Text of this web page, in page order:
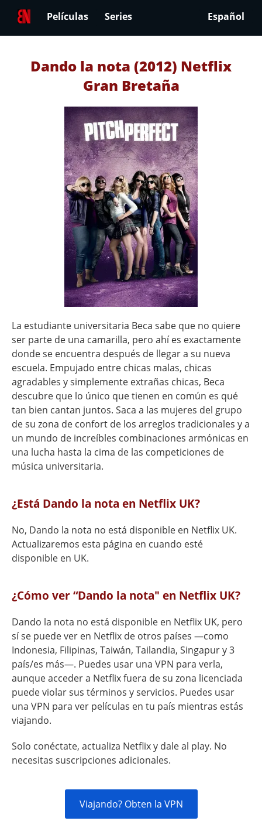
Películas Series Español
Dando la nota (2012) Netflix
Gran Bretaña
La estudiante universitaria Beca sabe que no quiere
ser parte de una camarilla, pero ahí es exactamente
donde se encuentra después de llegar a su nueva
escuela. Empujado entre chicas malas, chicas
agradables y simplemente extrañas chicas, Beca
descubre que lo único que tienen en común es qué
tan bien cantan juntos. Saca a las mujeres del grupo
de su zona de confort de los arreglos tradicionales y a
un mundo de increíbles combinaciones armónicas en
una lucha hasta la cima de las competiciones de
música universitaria.
¿Está Dando la nota en Netflix UK?
No, Dando la nota no está disponible en Netflix UK.
Actualizaremos esta página en cuando esté
disponible en UK.
¿Cómo ver “Dando la nota" en Netflix UK?
Dando la nota no está disponible en Netflix UK, pero
sí se puede ver en Netflix de otros países —como
Indonesia, Filipinas, Taiwán, Tailandia, Singapur y 3
país/es más—. Puedes usar una VPN para verla,
aunque acceder a Netflix fuera de su zona licenciada
puede violar sus términos y servicios. Puedes usar
una VPN para ver películas en tu país mientras estás
viajando.
Solo conéctate, actualiza Netflix y dale al play. No
necesitas suscripciones adicionales.
Viajando? Obten la VPN